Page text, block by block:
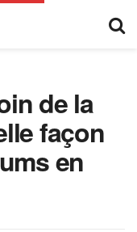
de la
façon
en